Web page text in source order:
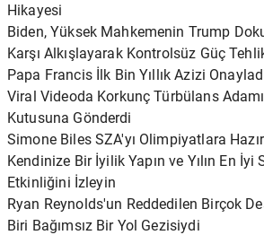
Hikayesi
Biden, Yüksek Mahkemenin Trump
Karşı Alkışlayarak Kontrolsüz Güç
Papa Francis İlk Bin Yıllık Azizi
Viral Videoda Korkunç Türbülans
Kutusuna Gönderdi
Simone Biles SZA'yı Olimpiyatlara
Kendinize Bir İyilik Yapın ve Yılın En İyi
Etkinliğini İzleyin
Ryan Reynolds'un Reddedilen Birçok
Biri Bağımsız Bir Yol Gezisiydi